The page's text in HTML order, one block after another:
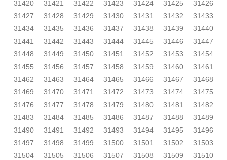
31420 31421 31422 31423 31424 31425
31426
31427
31428 31429 31430 31431 31432
31433
31434
31435 31436 31437 31438 31439
31440
31441
31442 31443 31444 31445 31446
31447
31448
31449 31450 31451 31452 31453
31454
31455
31456 31457 31458 31459 31460
31461
31462
31463 31464 31465 31466 31467
31468
31469
31470 31471 31472 31473 31474
31475
31476
31477 31478 31479 31480 31481
31482
31483
31484 31485 31486 31487 31488
31489
31490
31491 31492 31493 31494 31495
31496
31497
31498 31499 31500 31501 31502
31503
31504
31505 31506 31507 31508 31509
31510